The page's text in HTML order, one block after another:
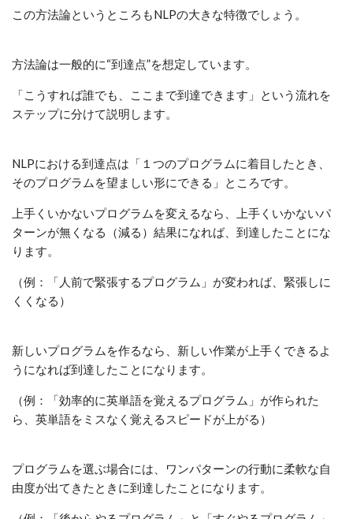
この方法論というところもNLPの大きな特徴でしょう。
方法論は一般的に“到達点”を想定しています。
「こうすれば誰でも、ここまで到達できます」という流れを
ステップに分けて説明します。
NLPにおける到達点は「１つのプログラムに着目したとき、
そのプログラムを望ましい形にできる」ところです。
上手くいかないプログラムを変えるなら、上手くいかないパ
ターンが無くなる（減る）結果になれば、到達したことにな
ります。
（例：「人前で緊張するプログラム」が変われば、緊張しに
くくなる）
新しいプログラムを作るなら、新しい作業が上手くできるよ
うになれば到達したことになります。
（例：「効率的に英単語を覚えるプログラム」が作られた
ら、英単語をミスなく覚えるスピードが上がる）
プログラムを選ぶ場合には、ワンパターンの行動に柔軟な自
由度が出てきたときに到達したことになります。